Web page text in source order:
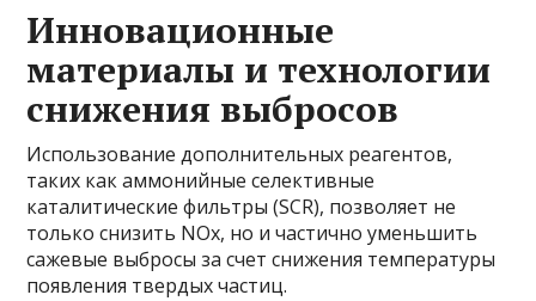
Инновационные
материалы и технологии
снижения выбросов
Использование дополнительных реагентов,
таких как аммонийные селективные
каталитические фильтры (SCR), позволяет не
только снизить NOx, но и частично уменьшить
сажевые выбросы за счет снижения температуры
появления твердых частиц.